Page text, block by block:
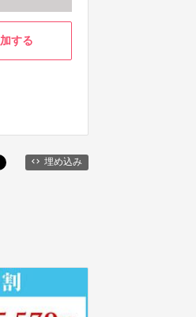
する
埋め込み